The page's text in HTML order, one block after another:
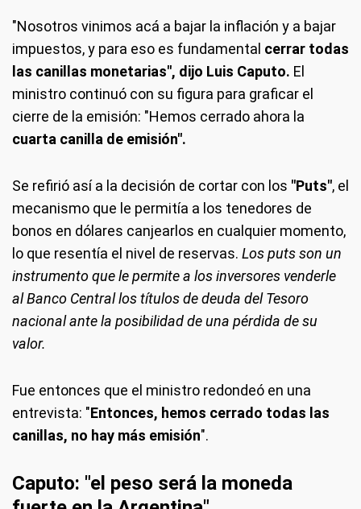
"Nosotros vinimos acá a bajar la inflación y a bajar
impuestos, y para eso es fundamental cerrar todas
las canillas monetarias", dijo Luis Caputo. El
ministro continuó con su figura para graficar el
cierre de la emisión: "Hemos cerrado ahora la
cuarta canilla de emisión".
Se refirió así a la decisión de cortar con los "Puts", el
mecanismo que le permitía a los tenedores de
bonos en dólares canjearlos en cualquier momento,
lo que resentía el nivel de reservas. Los puts son un
instrumento que le permite a los inversores venderle
al Banco Central los títulos de deuda del Tesoro
nacional ante la posibilidad de una pérdida de su
valor.
Fue entonces que el ministro redondeó en una
entrevista: "Entonces, hemos cerrado todas las
canillas, no hay más emisión".
Caputo: "el peso será la moneda